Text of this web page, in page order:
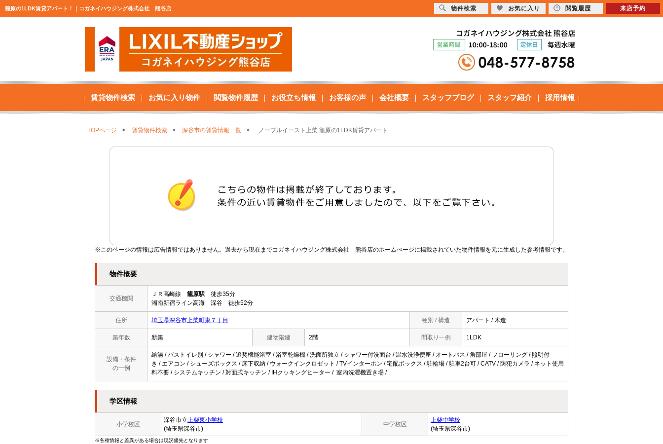
籠原の1LDK賃貸アパート！｜コガネイハウジング株式会社 熊谷店
賃貸物件検索 お気に入り物件 閲覧物件履歴 お役立ち情報 お客様の声 会社概要 スタッフブログ スタッフ紹介 採用情報
TOPページ 賃貸物件検索 深谷市の賃貸情報一覧 ノーブルイースト上柴 籠原の1LDK賃貸アパート
※このページの情報は広告情報ではありません。過去から現在までコガネイハウジング株式会社 熊谷店のホームぺージに掲載されていた物件情報を元に生成した参考情報です。
物件概要
交通機関
ＪＲ高崎線 籠原駅 徒歩35分
湘南新宿ライン高海 深谷 徒歩52分
住所 埼玉県深谷市上柴町東７丁目 種別 / 構造 アパート / 木造
築年数 新築 建物階建 2階 間取り一例 1LDK
設備・条件
の一例
給湯 / バストイレ別 / シャワー / 追焚機能浴室 / 浴室乾燥機 / 洗面所独立 / シャワー付洗面台 / 温水洗浄便座 / オートバス / 角部屋 / フローリング / 照明付
き / エアコン / シューズボックス / 床下収納 / ウォークインクロゼット / TVインターホン / 宅配ボックス / 駐輪場 / 駐車2台可 / CATV / 防犯カメラ / ネット使用
料不要 / システムキッチン / 対面式キッチン / IHクッキングヒーター / 室内洗濯機置き場 /
学区情報
小学校区
深谷市立上柴東小学校
(埼玉県深谷市)
中学校区
上柴中学校
(埼玉県深谷市)
※各種情報と差異がある場合は現況優先となります
物件検索 お気に入り 閲覧履歴 来店予約